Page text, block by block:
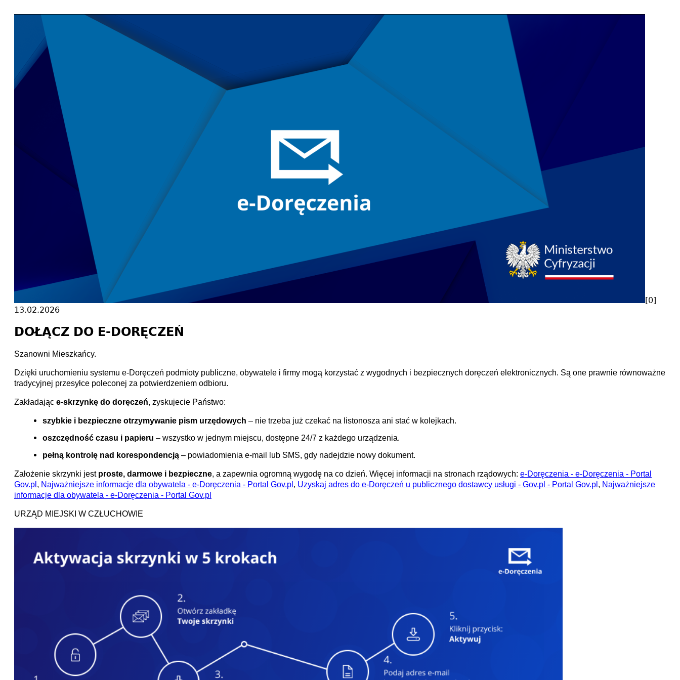
[0]
13.02.2026
DOŁĄCZ DO E-DORĘCZEŃ
Szanowni Mieszkańcy.
Dzięki uruchomieniu systemu e-Doręczeń podmioty publiczne, obywatele i firmy mogą korzystać z wygodnych i bezpiecznych doręczeń elektronicznych. Są one prawnie równoważne
tradycyjnej przesyłce poleconej za potwierdzeniem odbioru.
Zakładając e-skrzynkę do doręczeń, zyskujecie Państwo:
szybkie i bezpieczne otrzymywanie pism urzędowych – nie trzeba już czekać na listonosza ani stać w kolejkach.
oszczędność czasu i papieru – wszystko w jednym miejscu, dostępne 24/7 z każdego urządzenia.
pełną kontrolę nad korespondencją – powiadomienia e-mail lub SMS, gdy nadejdzie nowy dokument.
Założenie skrzynki jest proste, darmowe i bezpieczne, a zapewnia ogromną wygodę na co dzień. Więcej informacji na stronach rządowych: e-Doręczenia - e-Doręczenia - Portal
Gov.pl , Najważniejsze informacje dla obywatela - e-Doręczenia - Portal Gov.pl , Uzyskaj adres do e-Doręczeń u publicznego dostawcy usługi - Gov.pl - Portal Gov.pl , Najważniejsze
informacje dla obywatela - e-Doręczenia - Portal Gov.pl
URZĄD MIEJSKI W CZŁUCHOWIE